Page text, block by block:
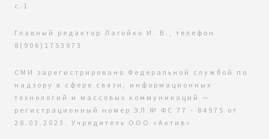
с.1
Главный редактор Лагойко И. В., телефон
8(906)1753973
СМИ зарегистрировано Федеральной службой по
надзору в сфере связи, информационных
технологий и массовых коммуникаций —
регистрационный номер ЭЛ № ФС 77 - 84975 от
28.03.2023. Учредитель ООО «Актив»